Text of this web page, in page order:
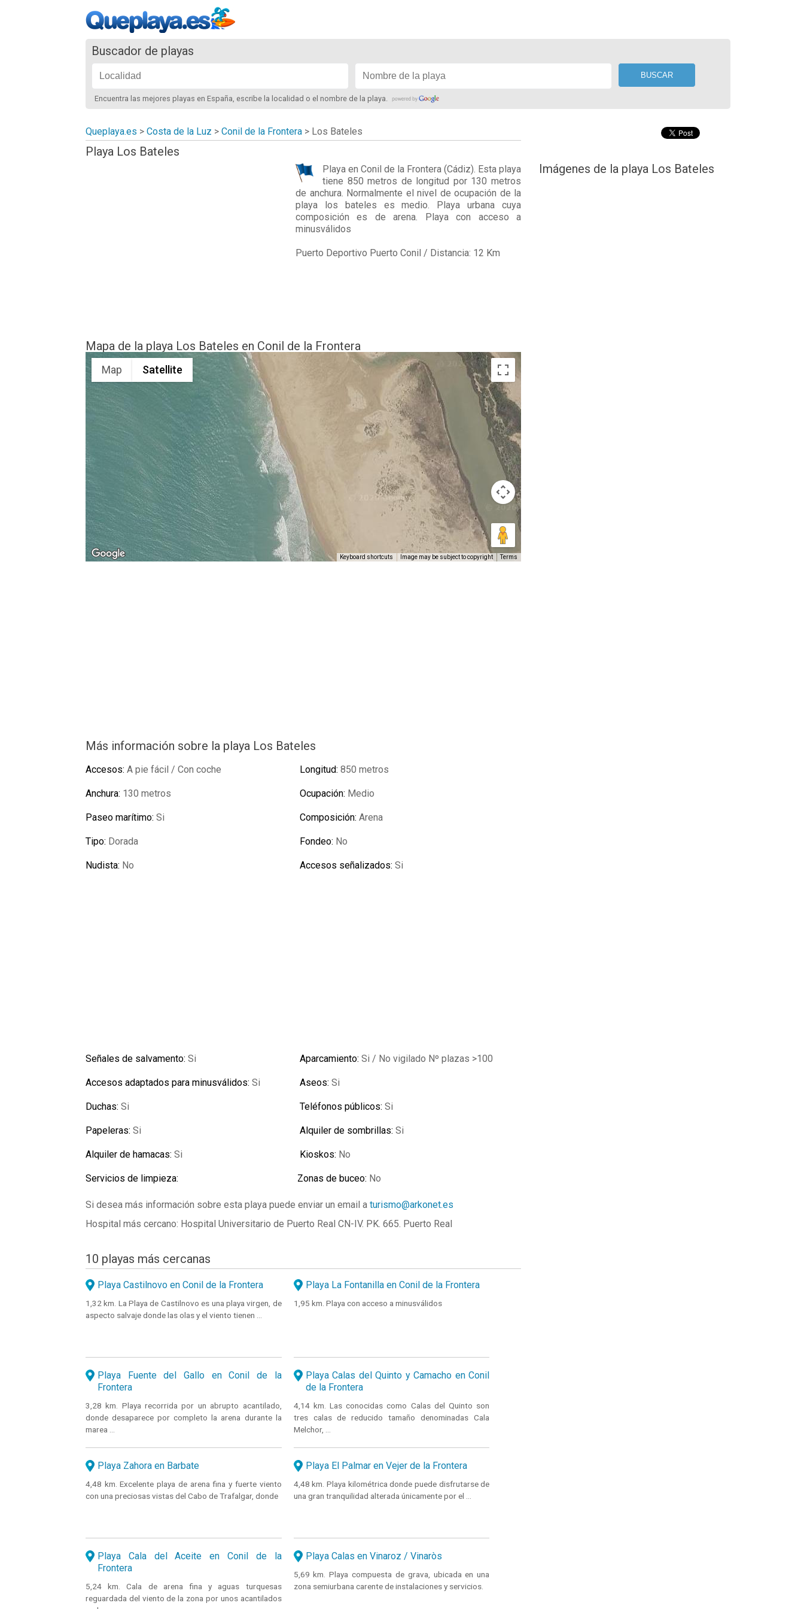
Buscador de playas
Encuentra las mejores playas en España, escribe la localidad o el nombre de la playa.
Queplaya.es > Costa de la Luz > Conil de la Frontera > Los Bateles
Playa Los Bateles
Playa en Conil de la Frontera (Cádiz). Esta playa
tiene 850 metros de longitud por 130 metros
de anchura. Normalmente el nivel de ocupación de la
playa los bateles es medio. Playa urbana cuya
composición es de arena. Playa con acceso a
minusválidos
Puerto Deportivo Puerto Conil / Distancia: 12 Km
Mapa de la playa Los Bateles en Conil de la Frontera
Map Satellite
Keyboard shortcuts Image may be subject to copyright Terms
Más información sobre la playa Los Bateles
Accesos: A pie fácil / Con coche Longitud: 850 metros
Anchura: 130 metros Ocupación: Medio
Paseo marítimo: Si Composición: Arena
Tipo: Dorada Fondeo: No
Nudista: No Accesos señalizados: Si
Señales de salvamento: Si Aparcamiento: Si / No vigilado Nº plazas >100
Accesos adaptados para minusválidos: Si Aseos: Si
Duchas: Si Teléfonos públicos: Si
Papeleras: Si Alquiler de sombrillas: Si
Alquiler de hamacas: Si Kioskos: No
Servicios de limpieza: Zonas de buceo: No
Si desea más información sobre esta playa puede enviar un email a turismo@arkonet.es
Hospital más cercano: Hospital Universitario de Puerto Real CN-IV. PK. 665. Puerto Real
10 playas más cercanas
Playa Castilnovo en Conil de la Frontera
1,32 km. La Playa de Castilnovo es una playa virgen, de
aspecto salvaje donde las olas y el viento tienen ...
Playa La Fontanilla en Conil de la Frontera
1,95 km. Playa con acceso a minusválidos
Playa Fuente del Gallo en Conil de la
Frontera
3,28 km. Playa recorrida por un abrupto acantilado,
donde desaparece por completo la arena durante la
marea ...
Playa Calas del Quinto y Camacho en Conil
de la Frontera
4,14 km. Las conocidas como Calas del Quinto son
tres calas de reducido tamaño denominadas Cala
Melchor, ...
Playa Zahora en Barbate
4,48 km. Excelente playa de arena fina y fuerte viento
con una preciosas vistas del Cabo de Trafalgar, donde
Playa El Palmar en Vejer de la Frontera
4,48 km. Playa kilométrica donde puede disfrutarse de
una gran tranquilidad alterada únicamente por el ...
Playa Cala del Aceite en Conil de la
Frontera
5,24 km. Cala de arena fina y aguas turquesas
reguardada del viento de la zona por unos acantilados
Playa Calas en Vinaroz / Vinaròs
5,69 km. Playa compuesta de grava, ubicada en una
zona semiurbana carente de instalaciones y servicios.
Imágenes de la playa Los Bateles